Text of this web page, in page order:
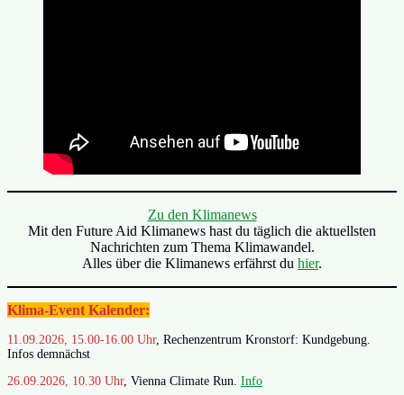
Zu den Klimanews
Mit den Future Aid Klimanews hast du täglich die aktuellsten
Nachrichten zum Thema Klimawandel.
Alles über die Klimanews erfährst du hier.
Klima-Event Kalender:
11.09.2026, 15.00-16.00 Uhr, Rechenzentrum Kronstorf: Kundgebung.
Infos demnächst
26.09.2026, 10.30 Uhr, Vienna Climate Run. Info